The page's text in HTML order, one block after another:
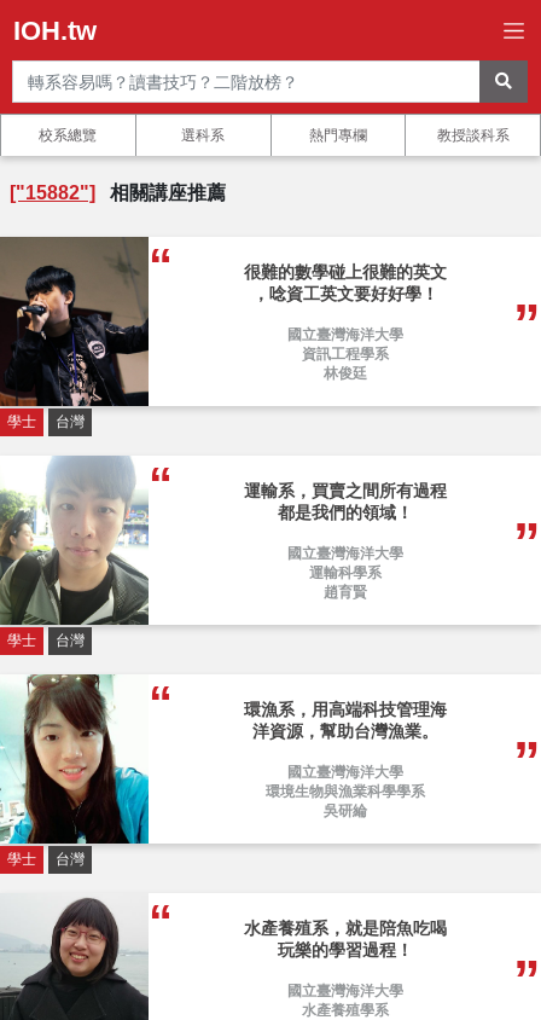
IOH.tw
校系總覽 選科系 熱門專欄 教授談科系
["15882"] 相關講座推薦
很難的數學碰上很難的英文
，唸資工英文要好好學！
國立臺灣海洋大學
資訊工程學系
林俊廷
學士 台灣
運輸系，買賣之間所有過程
都是我們的領域！
國立臺灣海洋大學
運輸科學系
趙育賢
學士 台灣
環漁系，用高端科技管理海
洋資源，幫助台灣漁業。
國立臺灣海洋大學
環境生物與漁業科學學系
吳研綸
學士 台灣
水產養殖系，就是陪魚吃喝
玩樂的學習過程！
國立臺灣海洋大學
水產養殖學系